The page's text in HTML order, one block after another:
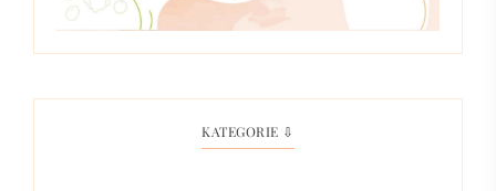
KATEGORIE ⇩